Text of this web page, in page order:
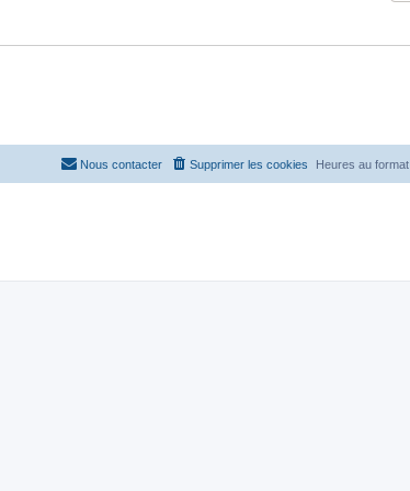
Heures au format
Supprimer les cookies
Nous contacter